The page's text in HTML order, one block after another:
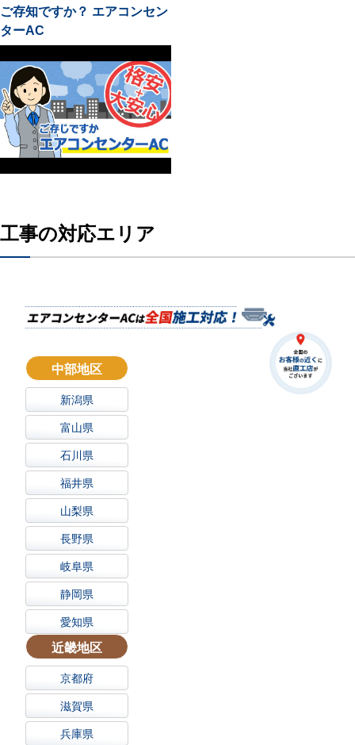
ご存知ですか？ エアコンセン
ターAC
工事の対応エリア
中部地区
新潟県
富山県
石川県
福井県
山梨県
長野県
岐阜県
静岡県
愛知県
近畿地区
京都府
滋賀県
兵庫県